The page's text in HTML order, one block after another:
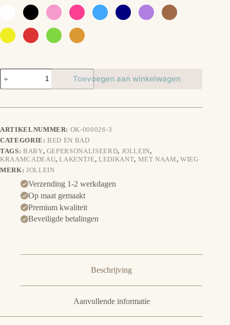
Lakentje
Beertje
aantal
Toevoegen aan winkelwagen
ARTIKELNUMMER: OK-000026-3
CATEGORIE:BED EN BAD
TAGS: BABY, GEPERSONALISEERD, JOLLEIN,
KRAAMCADEAU,LAKENTJE, LEDIKANT, MET NAAM,WIEG
MERK: JOLLEIN
Verzending 1-2 werkdagen
Op maat gemaakt
Premium kwaliteit
Beveiligde betalingen
Beschrijving
Aanvullende informatie